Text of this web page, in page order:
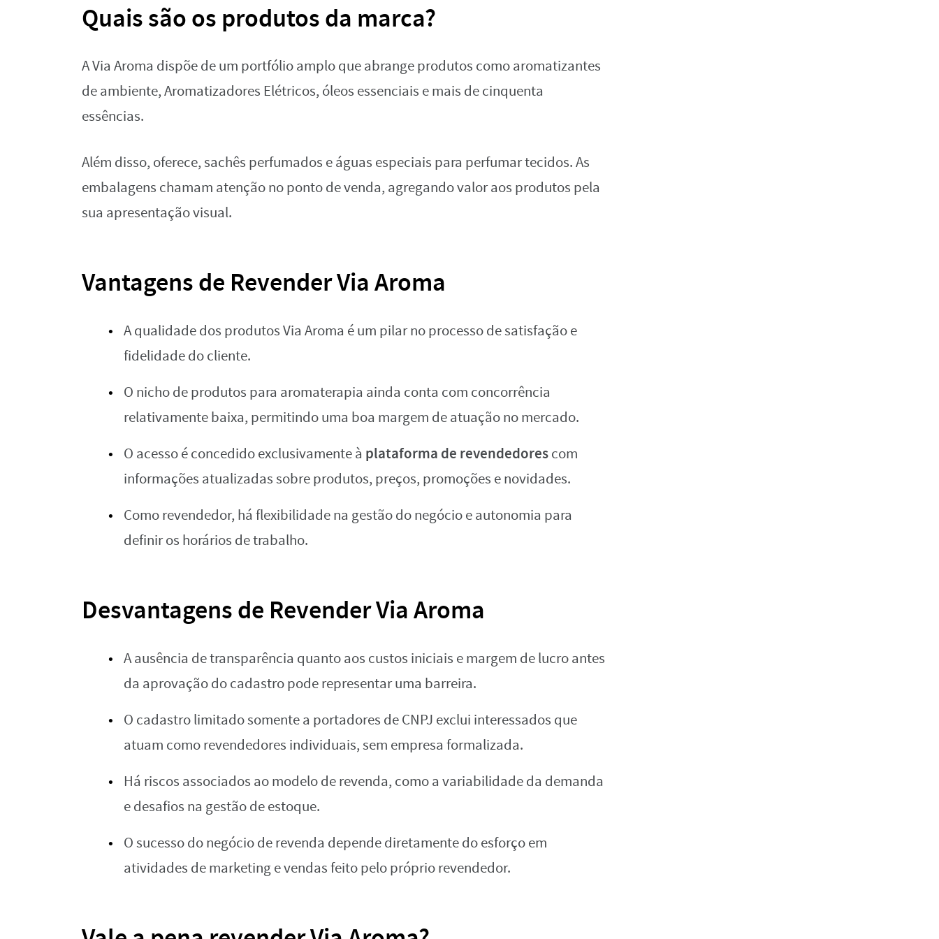
Quais são os produtos da marca?
A Via Aroma dispõe de um portfólio amplo que abrange produtos como aromatizantes
de ambiente, Aromatizadores Elétricos, óleos essenciais e mais de cinquenta
essências.
Além disso, oferece, sachês perfumados e águas especiais para perfumar tecidos. As
embalagens chamam atenção no ponto de venda, agregando valor aos produtos pela
sua apresentação visual.
Vantagens de Revender Via Aroma
A qualidade dos produtos Via Aroma é um pilar no processo de satisfação e
fidelidade do cliente.
O nicho de produtos para aromaterapia ainda conta com concorrência
relativamente baixa, permitindo uma boa margem de atuação no mercado.
O acesso é concedido exclusivamente à plataforma de revendedorescom
informações atualizadas sobre produtos, preços, promoções e novidades.
Como revendedor, há flexibilidade na gestão do negócio e autonomia para
definir os horários de trabalho.
Desvantagens de Revender Via Aroma
A ausência de transparência quanto aos custos iniciais e margem de lucro antes
da aprovação do cadastro pode representar uma barreira.
O cadastro limitado somente a portadores de CNPJ exclui interessados que
atuam como revendedores individuais, sem empresa formalizada.
Há riscos associados ao modelo de revenda, como a variabilidade da demanda
e desafios na gestão de estoque.
O sucesso do negócio de revenda depende diretamente do esforço em
atividades de marketing e vendas feito pelo próprio revendedor.